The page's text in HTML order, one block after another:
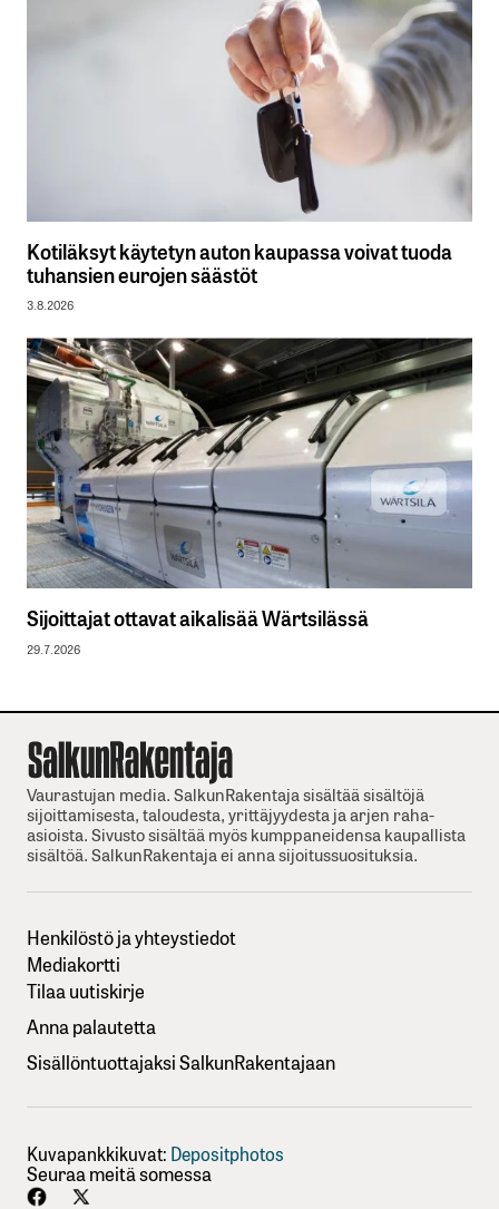
Kotiläksyt käytetyn auton kaupassa voivat tuoda
tuhansien eurojen säästöt
3.8.2026
Sijoittajat ottavat aikalisää Wärtsilässä
29.7.2026
Vaurastujan media. SalkunRakentaja sisältää sisältöjä
sijoittamisesta, taloudesta, yrittäjyydesta ja arjen raha-
asioista. Sivusto sisältää myös kumppaneidensa kaupallista
sisältöä. SalkunRakentaja ei anna sijoitussuosituksia.
Henkilöstö ja yhteystiedot
Mediakortti
Tilaa uutiskirje
Anna palautetta
Sisällöntuottajaksi SalkunRakentajaan
Kuvapankkikuvat: Depositphotos
Seuraa meitä somessa